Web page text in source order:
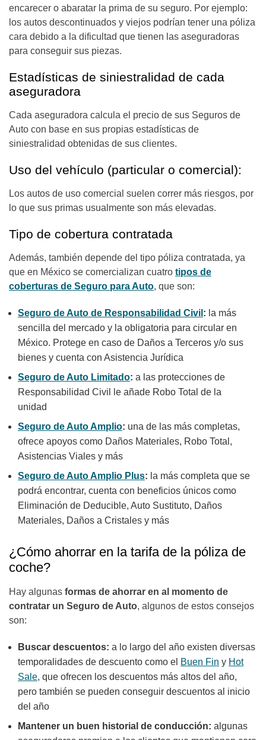
encarecer o abaratar la prima de su seguro. Por ejemplo:
los autos descontinuados y viejos podrían tener una póliza
cara debido a la dificultad que tienen las aseguradoras
para conseguir sus piezas.
Estadísticas de siniestralidad de cada
aseguradora
Cada aseguradora calcula el precio de sus Seguros de
Auto con base en sus propias estadísticas de
siniestralidad obtenidas de sus clientes.
Uso del vehículo (particular o comercial):
Los autos de uso comercial suelen correr más riesgos, por
lo que sus primas usualmente son más elevadas.
Tipo de cobertura contratada
Además, también depende del tipo póliza contratada, ya
que en México se comercializan cuatro tipos de
coberturas de Seguro para Auto, que son:
Seguro de Auto de Responsabilidad Civil : la más
sencilla del mercado y la obligatoria para circular en
México. Protege en caso de Daños a Terceros y/o sus
bienes y cuenta con Asistencia Jurídica
Seguro de Auto Limitado: a las protecciones de
Responsabilidad Civil le añade Robo Total de la
unidad
Seguro de Auto Amplio: una de las más completas,
ofrece apoyos como Daños Materiales, Robo Total,
Asistencias Viales y más
Seguro de Auto Amplio Plus: la más completa que se
podrá encontrar, cuenta con beneficios únicos como
Eliminación de Deducible, Auto Sustituto, Daños
Materiales, Daños a Cristales y más
¿Cómo ahorrar en la tarifa de la póliza de
coche?
Hay algunas formas de ahorrar en al momento de
contratar un Seguro de Auto, algunos de estos consejos
son:
Buscar descuentos: a lo largo del año existen diversas
temporalidades de descuento como el Buen Fin y Hot
Sale, que ofrecen los descuentos más altos del año,
pero también se pueden conseguir descuentos al inicio
del año
Mantener un buen historial de conducción: algunas